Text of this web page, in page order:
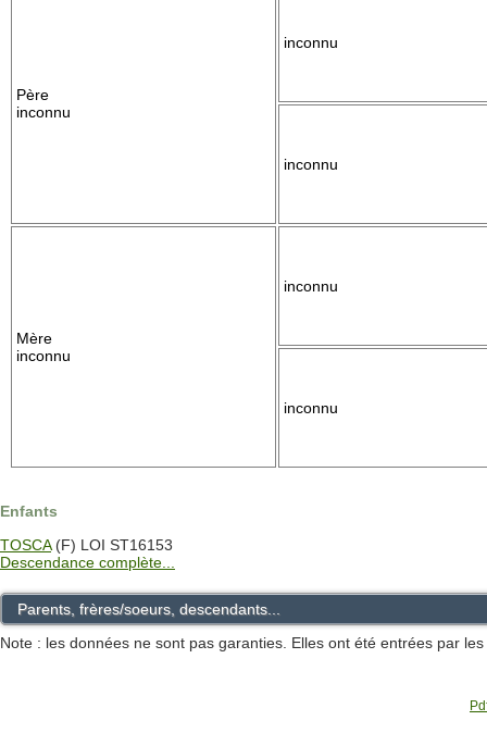
Père
inconnu
inconnu
inconnu
Mère
inconnu
inconnu
inconnu
Enfants
TOSCA(F) LOI ST16153
Descendance complète...
Parents, frères/soeurs, descendants...
Note : les données ne sont pas garanties. Elles ont été entrées par